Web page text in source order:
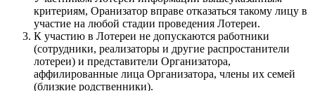
критериям, Оранизатор вправе отказаться такому лицу в
участие на любой стадии проведения Лотереи.
К участию в Лотереи не допускаются работники
(сотрудники, реализаторы и другие распростанители
лотереи) и представители Организатора,
аффилированные лица Организатора, члены их семей
(близкие родственники).